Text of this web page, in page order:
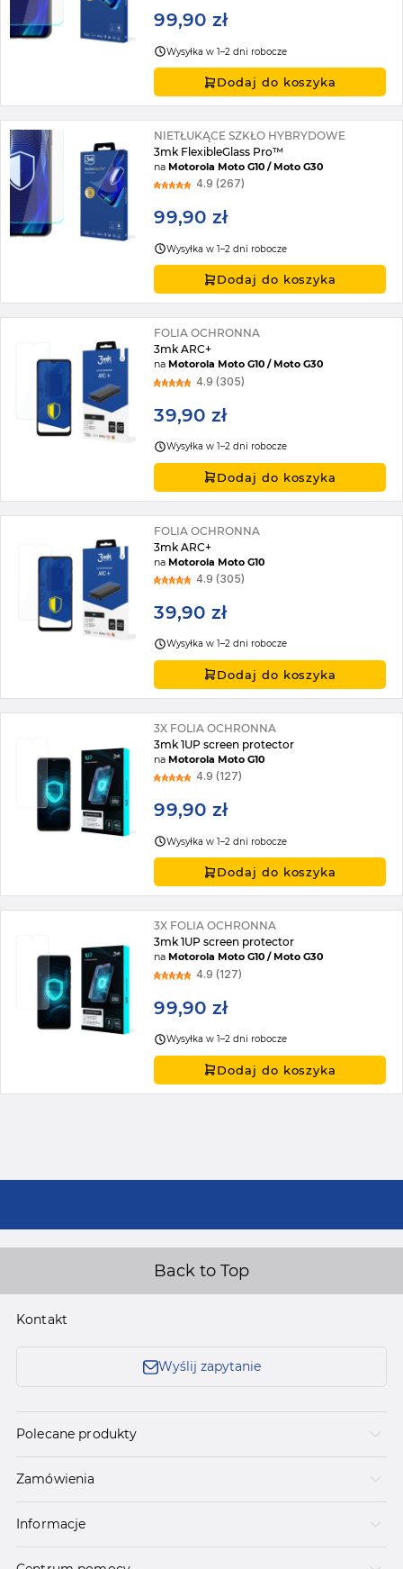
99,90 zł
Wysyłka w 1–2 dni robocze
Dodaj do koszyka
NIETŁUKĄCE SZKŁO HYBRYDOWE
3mk FlexibleGlass Pro™
naMotorola Moto G10 / Moto G30
4.9 (267)
99,90 zł
Wysyłka w 1–2 dni robocze
Dodaj do koszyka
FOLIA OCHRONNA
3mk ARC+
naMotorola Moto G10 / Moto G30
4.9 (305)
39,90 zł
Wysyłka w 1–2 dni robocze
Dodaj do koszyka
FOLIA OCHRONNA
3mk ARC+
naMotorola Moto G10
4.9 (305)
39,90 zł
Wysyłka w 1–2 dni robocze
Dodaj do koszyka
3X FOLIA OCHRONNA
3mk 1UP screen protector
naMotorola Moto G10
4.9 (127)
99,90 zł
Wysyłka w 1–2 dni robocze
Dodaj do koszyka
3X FOLIA OCHRONNA
3mk 1UP screen protector
naMotorola Moto G10 / Moto G30
4.9 (127)
99,90 zł
Wysyłka w 1–2 dni robocze
Dodaj do koszyka
Back to Top
Kontakt
Wyślij zapytanie
Polecane produkty
Zamówienia
Informacje